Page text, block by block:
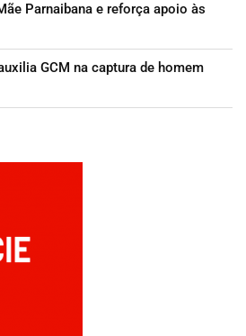
Parnaibana e reforça apoio às
GCM na captura de homem